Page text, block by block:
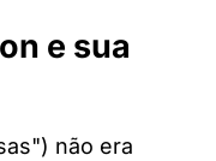
e sua
não era